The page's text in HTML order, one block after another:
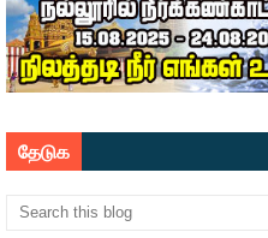
தேடுக